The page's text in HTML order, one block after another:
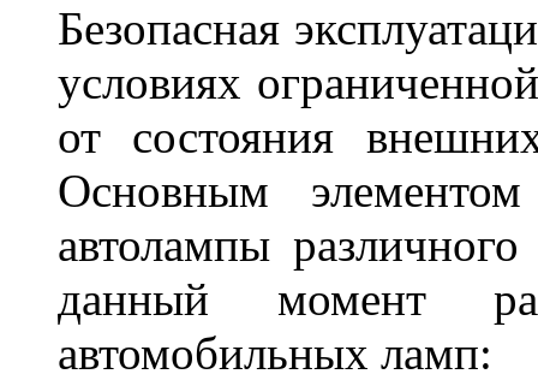
Безопасная
условиях
от состояния
Основным
автолампы
данный момент
автомобильных ламп: